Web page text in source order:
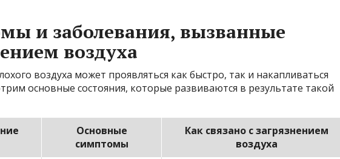
и заболевания, вызванные
воздуха
воздуха может проявляться как быстро, так и накапливаться
основные состояния, которые развиваются в результате такой
Основные
симптомы
Как связано с загрязнением
воздуха